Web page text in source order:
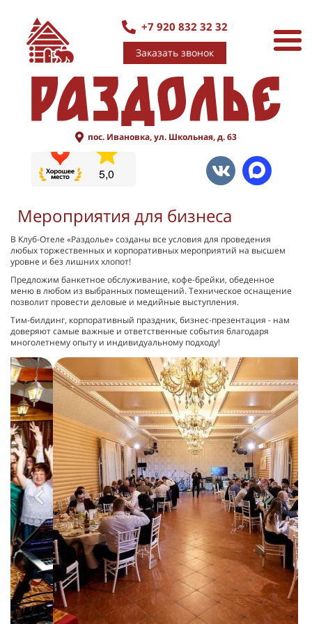
+7 920 832 32 32
Заказать звонок
пос. Ивановка, ул. Школьная, д. 63
Мероприятия для бизнеса
В Клуб-Отеле «Раздолье» созданы все условия для проведения
любых торжественных и корпоративных мероприятий на высшем
уровне и без лишних хлопот!
Предложим банкетное обслуживание, кофе-брейки, обеденное
меню в любом из выбранных помещений. Техническое оснащение
позволит провести деловые и медийные выступления.
Тим-билдинг, корпоративный праздник, бизнес-презентация - нам
доверяют самые важные и ответственные события благодаря
многолетнему опыту и индивидуальному подходу!